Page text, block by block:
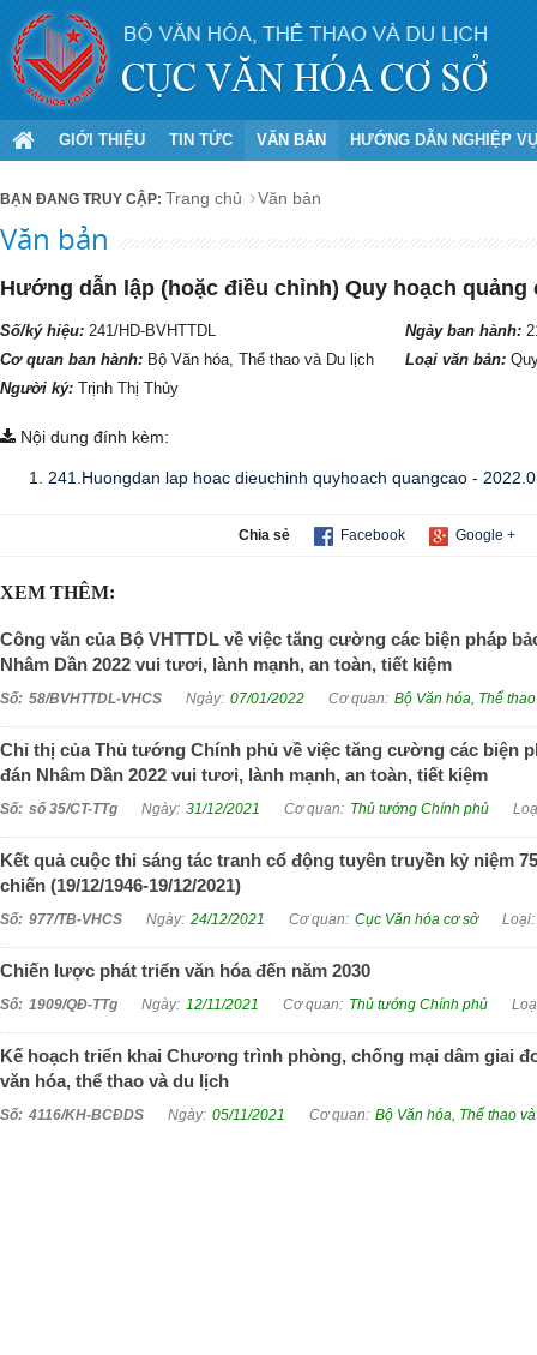
GIỚI THIỆU TIN TỨC VĂN BẢN HƯỚNG DẪN NGHIỆP VỤ
Trang chủ Văn bản
Văn bản
Hướng dẫn lập (hoặc điều chỉnh) Quy hoạch
Số/ký hiệu: 241/HD-BVHTTDL Ngày ban hành:
Cơ quan ban hành: Bộ Văn hóa, Thể thao và Du lịch Loại văn bản:
Người ký: Trịnh Thị Thủy
Nội dung đính kèm:
241.Huongdan lap hoac dieuchinh quyhoach quangcao -
Chia sẻ Facebook Google +
XEM THÊM:
Công văn của Bộ VHTTDL về việc tăng cường các biện pháp
Nhâm Dần 2022 vui tươi, lành mạnh, an toàn, tiết kiệm
58/BVHTTDL-VHCS 07/01/2022 Bộ Văn hóa, Thể
Chỉ thị của Thủ tướng Chính phủ về việc tăng cường các biện
đán Nhâm Dần 2022 vui tươi, lành mạnh, an toàn, tiết kiệm
số 35/CT-TTg 31/12/2021 Thủ tướng Chính phủ
Kết quả cuộc thi sáng tác tranh cổ động tuyên truyền kỷ niệm
chiến (19/12/1946-19/12/2021)
977/TB-VHCS 24/12/2021 Cục Văn hóa cơ sở
Chiến lược phát triển văn hóa đến năm 2030
1909/QĐ-TTg 12/11/2021 Thủ tướng Chính phủ
Kế hoạch triển khai Chương trình phòng, chống mại dâm giai
văn hóa, thể thao và du lịch
4116/KH-BCĐDS 05/11/2021 Bộ Văn hóa, Thể thao